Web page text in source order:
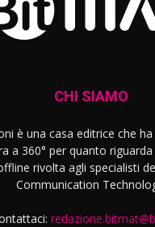
CHI SIAMO
è una casa editrice che
a 360° per quanto
rivolta agli specialisti
Communication